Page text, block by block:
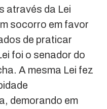
através da Lei
socorro em favor
de praticar
foi o senador do
A mesma Lei fez
demorando em